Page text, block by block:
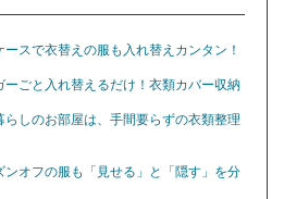
スで衣替えの服も入れ替えカンタン！
ごと入れ替えるだけ！衣類カバー収納
しのお部屋は、手間要らずの衣類整理
オフの服も「見せる」と「隠す」を分